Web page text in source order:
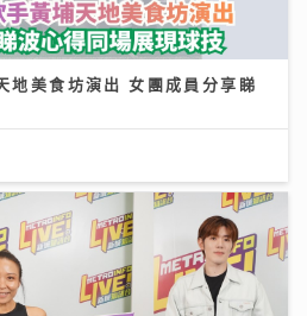
地美食坊演出 女團成員分享睇